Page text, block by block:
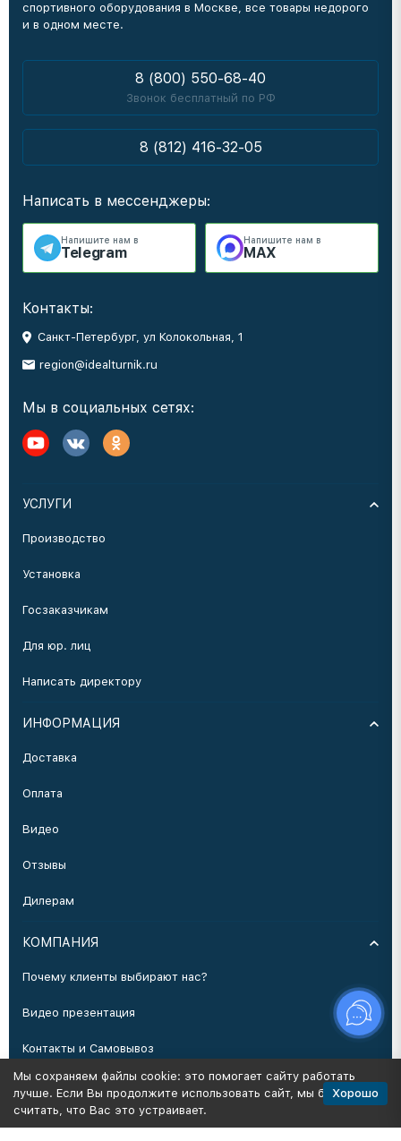
спортивного оборудования в Москве, все товары недорого
и в одном месте.
8 (800) 550-68-40
Звонок бесплатный по РФ
8 (812) 416-32-05
Написать в мессенджеры:
Напишите нам в
Telegram
Напишите нам в
MAX
Контакты:
Санкт-Петербург, ул Колокольная, 1
region@idealturnik.ru
Мы в социальных сетях:
УСЛУГИ
Производство
Установка
Госзаказчикам
Для юр. лиц
Написать директору
ИНФОРМАЦИЯ
Доставка
Оплата
Видео
Отзывы
Дилерам
КОМПАНИЯ
Почему клиенты выбирают нас?
Видео презентация
Контакты и Самовывоз
Производство
Мы сохраняем файлы cookie: это помогает сайту работать
лучше. Если Вы продолжите использовать сайт, мы будем
считать, что Вас это устраивает.
Хорошо